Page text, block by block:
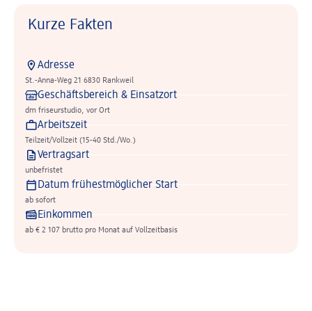
Kurze Fakten
Adresse
St.-Anna-Weg 21 6830 Rankweil
Geschäftsbereich & Einsatzort
dm friseurstudio, vor Ort
Arbeitszeit
Teilzeit/Vollzeit (15-40 Std./Wo.)
Vertragsart
unbefristet
Datum frühestmöglicher Start
ab sofort
Einkommen
ab € 2 107 brutto pro Monat auf Vollzeitbasis